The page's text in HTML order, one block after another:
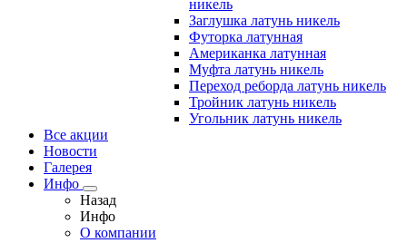
никель
Заглушка латунь никель
Футорка латунная
Американка латунная
Муфта латунь никель
Переход реборда латунь никель
Тройник латунь никель
Угольник латунь никель
Все акции
Новости
Галерея
Инфо
Назад
Инфо
О компании